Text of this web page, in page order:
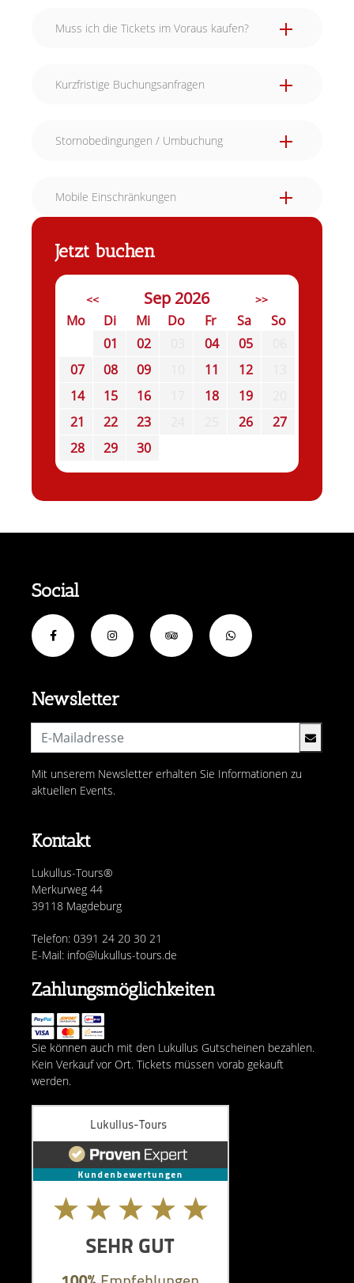
Muss ich die Tickets im Voraus kaufen?
Kurzfristige Buchungsanfragen
Stornobedingungen / Umbuchung
Mobile Einschränkungen
Jetzt buchen
<< Sep 2026 >>
Mo Di Mi Do Fr Sa
So
01
02 04 05
07
08 09 11 12
14
15 16 18 19
21
22 23 26
27
28
29 30
Kontakt
Lukullus-Tours®
Merkurweg 44
39118 Magdeburg
Telefon: 0391 24 20 30 21
E-Mail: info@lukullus-tours.de
Newsletter
Mit unserem Newsletter erhalten Sie Informationen zu
aktuellen Events.
Social
Zahlungsmöglichkeiten
Sie können auch mit den Lukullus Gutscheinen bezahlen.
Kein Verkauf vor Ort. Tickets müssen vorab gekauft
werden.